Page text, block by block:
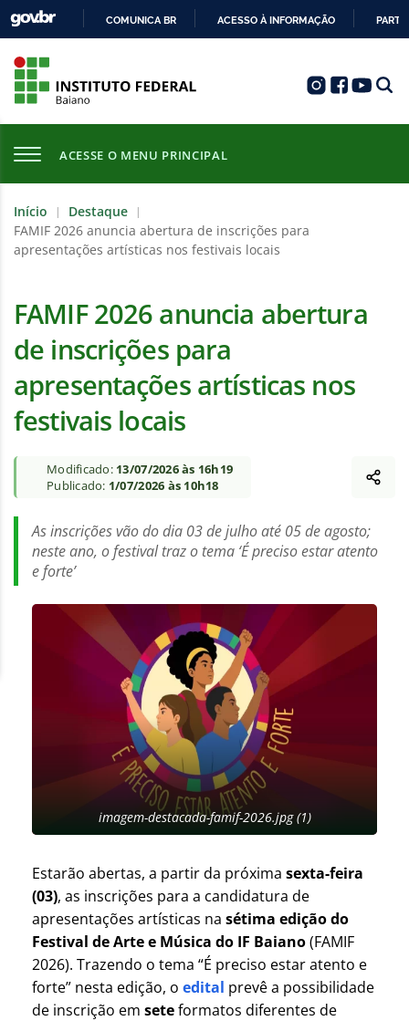
COMUNICA BR ACESSO À INFORMAÇÃO
ACESSE O MENU PRINCIPAL
Início | Destaque |
FAMIF 2026 anuncia abertura de inscrições para
apresentações artísticas nos festivais locais
FAMIF 2026 anuncia abertura
de inscrições para
apresentações artísticas nos
festivais locais
Modificado: 13/07/2026 às 16h19
Publicado: 1/07/2026 às 10h18
As inscrições vão do dia 03 de julho até 05 de agosto;
neste ano, o festival traz o tema ‘É preciso estar atento
e forte’
imagem-destacada-famif-2026.jpg (1)
Estarão abertas, a partir da próxima sexta-feira
(03), as inscrições para a candidatura de
apresentações artísticas na sétima edição do
Festival de Arte e Música do IF Baiano(FAMIF
2026). Trazendo o tema “É preciso estar atento e
forte” nesta edição, o edital prevê a possibilidade
de inscrição em seteformatos diferentes de